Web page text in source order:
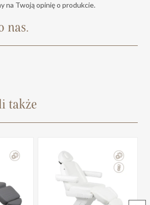
na Twoją opinię o produkcie.
nas.
także